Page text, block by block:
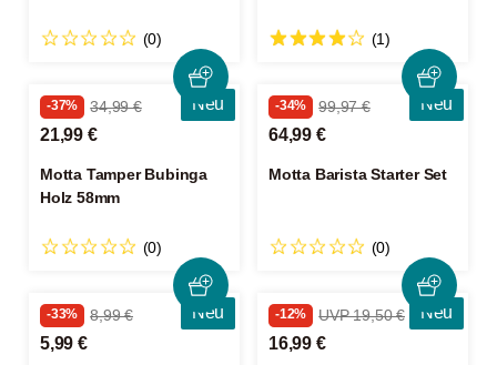
(0) (1)
Neu
-37% 34,99 €
21,99 €
Motta Tamper Bubinga
Holz 58mm
(0)
Neu
-34% 99,97 €
64,99 €
Motta Barista Starter Set
(0)
Neu
-33% 8,99 €
5,99 €
Neu
-12% UVP 19,50 €
16,99 €